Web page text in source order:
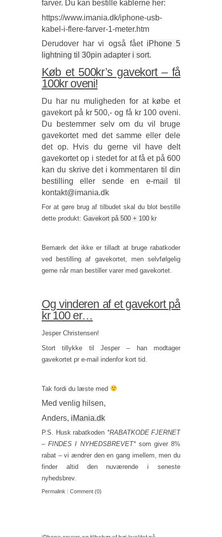
farver. Du kan bestille kablerne her:
https://www.imania.dk/iphone-usb-
kabel-i-flere-farver-1-meter.htm
Derudover har vi også fået iPhone 5
lightning til 30pin adapter i sort.
Køb et 500kr’s gavekort – få
100kr oveni!
Du har nu muligheden for at købe et
gavekort på kr 500,- og få kr 100 oveni.
Du bestemmer selv om du vil bruge
gavekortet med det samme eller dele
det op. Hvis du gerne vil have delt
gavekortet op i stedet for at få et på 600
kan du skrive det i kommentaren til din
bestilling eller sende en e-mail til
kontakt@imania.dk
For at gøre brug af tilbudet skal du blot bestille
dette produkt: Gavekort på 500 + 100 kr
Bemærk det ikke er tilladt at bruge rabatkoder
ved bestilling af gavekortet, men selvfølgelig
gerne når man bestiller varer med gavekortet.
Og vinderen af et gavekort på
kr 100 er…
Jesper Christensen!
Stort tillykke til Jesper – han modtager
gavekortet pr e-mail indenfor kort tid.
Tak fordi du læste med
Med venlig hilsen,
Anders, iMania.dk
P.S. Husk rabatkoden *RABATKODE FJERNET
– FINDES I NYHEDSBREVET*som giver 8%
rabat – vi ændrer den en gang imellem, men du
finder altid den nuværende i seneste
nyhedsbrev.
Permalink | Comment (0)